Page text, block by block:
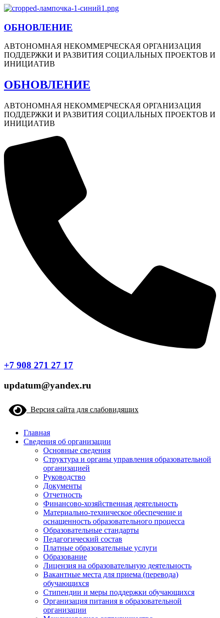
ОБНОВЛЕНИЕ
АВТОНОМНАЯ НЕКОММЕРЧЕСКАЯ ОРГАНИЗАЦИЯ
ПОДДЕРЖКИ И РАЗВИТИЯ СОЦИАЛЬНЫХ ПРОЕКТОВ И
ИНИЦИАТИВ
ОБНОВЛЕНИЕ
АВТОНОМНАЯ НЕКОММЕРЧЕСКАЯ ОРГАНИЗАЦИЯ
ПОДДЕРЖКИ И РАЗВИТИЯ СОЦИАЛЬНЫХ ПРОЕКТОВ И
ИНИЦИАТИВ
+7 908 271 27 17
updatum@yandex.ru
Версия сайта для слабовидящих
Главная
Сведения об организации
Основные сведения
Структура и органы управления образовательной
организацией
Руководство
Документы
Отчетность
Финансово-хозяйственная деятельность
Материально-техническое обеспечение и
оснащенность образовательного процесса
Образовательные стандарты
Педагогический состав
Платные образовательные услуги
Образование
Лицензия на образовательную деятельность
Вакантные места для приема (перевода)
обучающихся
Стипендии и меры поддержки обучающихся
Организация питания в образовательной
организации